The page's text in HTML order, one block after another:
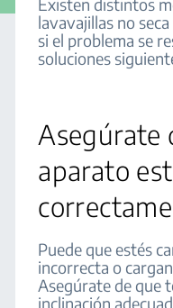
lavavajillas no
si el problema se
soluciones
Asegúrate
aparato
Puede que estés
incorrecta o
Asegúrate de que
inclinación